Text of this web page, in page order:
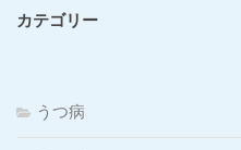
カテゴリー
うつ病